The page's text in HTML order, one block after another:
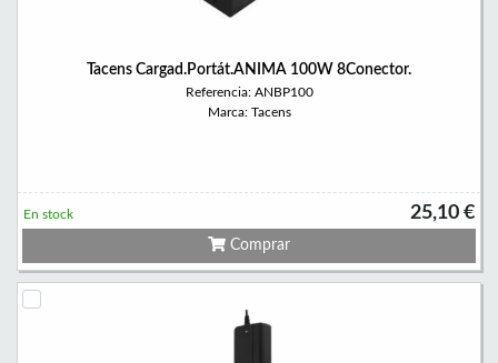
Tacens Cargad.Portát.ANIMA 100W 8Conector.
Referencia: ANBP100
Marca: Tacens
25,10 €
En stock
Comprar